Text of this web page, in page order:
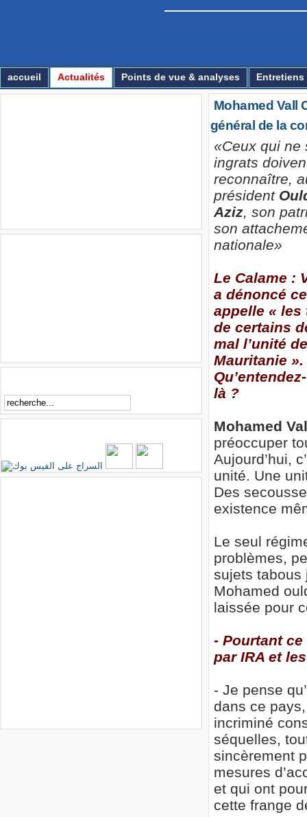
accueil Actualités Points de vue & analyses Entretiens
Mohamed Vall
général de la
«Ceux qui ne
ingrats
reconnaître,
président
Aziz, son
son
nationale»
Le Calame :
a dénoncé
appelle « les
de certains
mal l’unité
Mauritanie ».
là ?
Mohamed
préoccuper
Aujourd’hui,
unité. Une
Des
existence
Le seul
problèmes,
sujets tabous
Mohamed
laissée pour
- Pourtant ce
par IRA et
- Je pense
dans ce
incriminé
séquelles,
sincèrement
mesures
et qui ont
cette frange